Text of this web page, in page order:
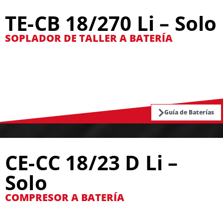
TE-CB 18/270 Li – Solo
SOPLADOR DE TALLER A BATERÍA
Guía de Baterías
CE-CC 18/23 D Li –
Solo
COMPRESOR A BATERÍA